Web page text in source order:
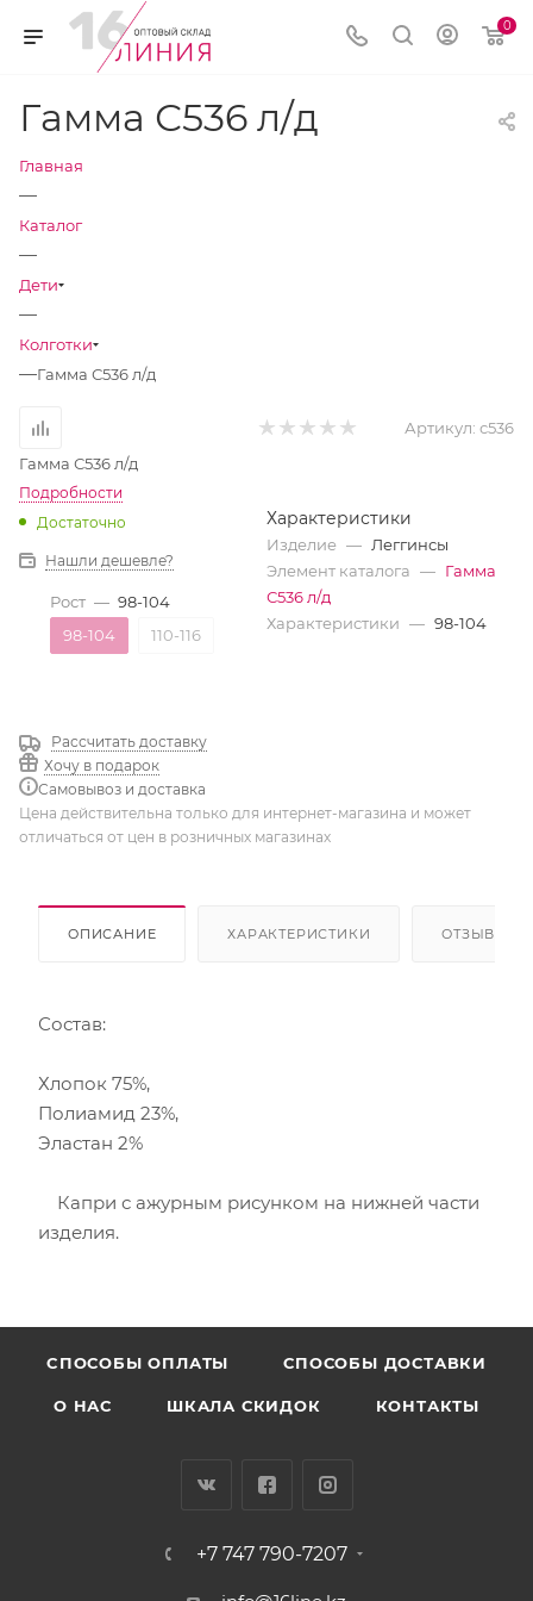
0
Гамма С536 л/д
Главная
—
Каталог
—
Дети
—
Колготки
—Гамма С536 л/д
Артикул: с536
Гамма С536 л/д
Подробности
Достаточно
Нашли дешевле?
Рост — 98-104
98-104
110-116
Рассчитать доставку
Хочу в подарок
Самовывоз и доставка
Характеристики
Изделие — Леггинсы
Элемент каталога — Гамма
С536 л/д
Характеристики — 98-104
Цена действительна только для интернет-магазина и может
отличаться от цен в розничных магазинах
ОПИСАНИЕ ХАРАКТЕРИСТИКИ ОТЗЫВЫ
Состав:
Хлопок 75%,
Полиамид 23%,
Эластан 2%
Капри с ажурным рисунком на нижней части
изделия.
CПОСОБЫ ОПЛАТЫ СПОСОБЫ ДОСТАВКИ
О НАС ШКАЛА СКИДОК КОНТАКТЫ
+7 747 790-7207